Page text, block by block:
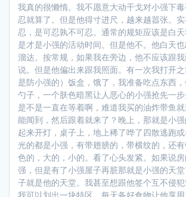
我真的很懒惰。我不愿意大动干戈对小强下
忍就算了。但是他得寸进尺，越来越嚣张。
忍，是可忍孰不可忍。通常的规矩应该是白
是才是小强的活动时间。但是他不。他白天
溜达。按常规，如果我在旁边，他不应该跟
说。但是他偏出来跟我照面。有一次我打开
是防小强的）饭盒，饿了，我准备吃点东西
勺子，一个肤色暗黑让人恶心的小强抢先一
是不是一直在等着啊，难道我买的油炸带鱼
能闻到，然后跟着就来了？晚上，那就是小
起来开灯，桌子上，地上稀了哗了四散逃跑
光的都是小强，有带翅膀的，带横纹的，还
色的，大的，小的。看了心头发紧。如果说
强，但是有了小强屋子再脏那就是小强的天
子就是他的天堂。我甚至想跟他签个互不侵